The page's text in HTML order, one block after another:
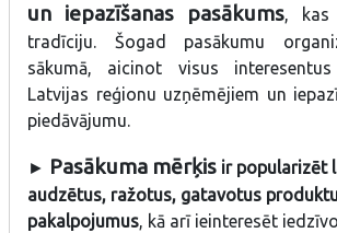
un iepazīšanas pasākums, kas
tradīciju. Šogad pasākumu
sākumā, aicinot visus
Latvijas reģionu uzņēmējiem un
piedāvājumu.
► Pasākuma mērķis ir popularizēt
audzētus, ražotus, gatavotus
pakalpojumus, kā arī ieinteresēt